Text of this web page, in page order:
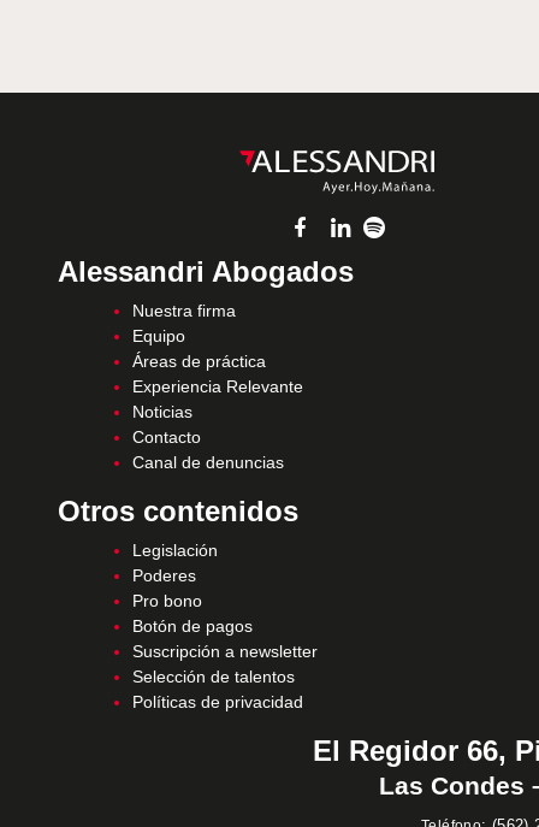
Alessandri Abogados
Nuestra firma
Equipo
Áreas de práctica
Experiencia Relevante
Noticias
Contacto
Canal de denuncias
Otros contenidos
Legislación
Poderes
Pro bono
Botón de pagos
Suscripción a newsletter
Selección de talentos
Políticas de privacidad
El Regidor 66,
Las Condes